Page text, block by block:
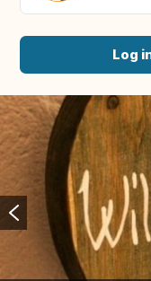
Log